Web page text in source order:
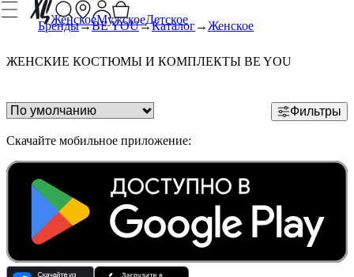
ЖенскоеМужскоеДетское
Бренды BE YOU Каталог Женское
ЖЕНСКИЕ КОСТЮМЫ И КОМПЛЕКТЫ BE YOU
Фильтры
Скачайте мобильное приложение: